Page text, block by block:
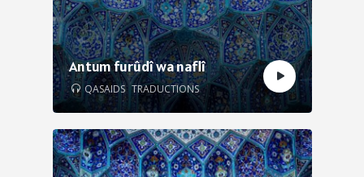
Antum furûdî wa naflî
QASAIDS TRADUCTIONS